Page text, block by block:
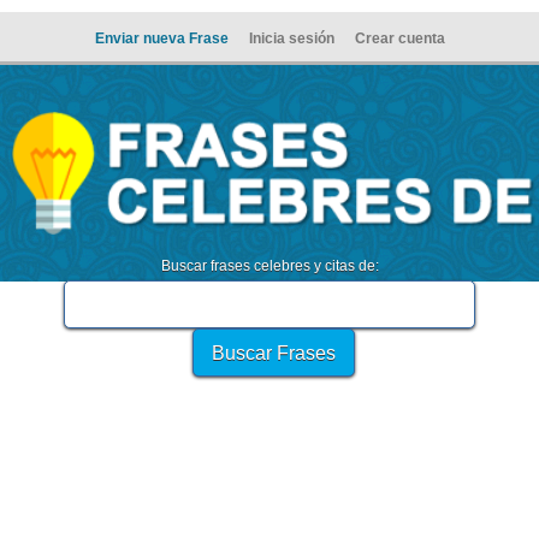
Enviar nueva Frase Inicia sesión Crear cuenta
Buscar frases celebres y citas de: